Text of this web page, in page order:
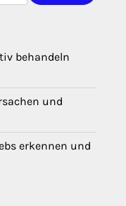
behandeln
und
erkennen und